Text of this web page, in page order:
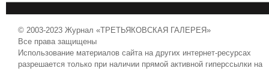
© 2003-2023 Журнал «ТРЕТЬЯКОВСКАЯ ГАЛЕРЕЯ»
Все права защищены
Использование материалов сайта на других интернет-ресурсах
разрешается только при наличии прямой активной гиперссылки на